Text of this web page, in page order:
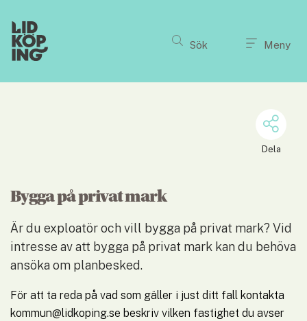
Sök Meny
Dela
Bygga på privat mark
Är du exploatör och vill bygga på privat mark? Vid
intresse av att bygga på privat mark kan du behöva
ansöka om planbesked.
För att ta reda på vad som gäller i just ditt fall kontakta
kommun@lidkoping.se beskriv vilken fastighet du avser